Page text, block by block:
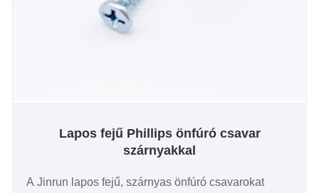
Lapos fejű Phillips önfúró csavar
szárnyakkal
A Jinrun lapos fejű, szárnyas önfúró csavarokat